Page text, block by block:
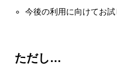
今後の利用に向けてお
ただし…